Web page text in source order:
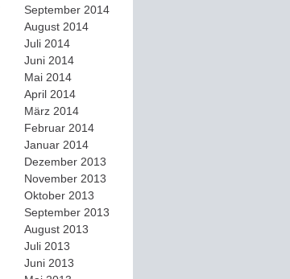
September 2014
August 2014
Juli 2014
Juni 2014
Mai 2014
April 2014
März 2014
Februar 2014
Januar 2014
Dezember 2013
November 2013
Oktober 2013
September 2013
August 2013
Juli 2013
Juni 2013